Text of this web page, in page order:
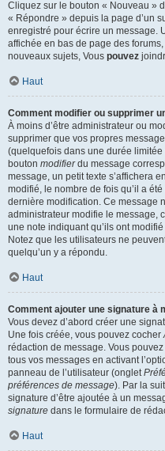
Cliquez sur le bouton « Nouveau »
« Répondre » depuis la page d’un
enregistré pour écrire un message.
affichée en bas de page des
nouveaux sujets, Vous pouvez
Haut
Comment modifier ou supprimer
À moins d’être administrateur ou
supprimer que vos propres
(quelquefois dans une durée
bouton modifierdu message
message, un petit texte s’affichera
modifié, le nombre de fois qu’il a
dernière modification. Ce message
administrateur modifie le message,
une note indiquant qu’ils ont
Notez que les utilisateurs ne
quelqu’un y a répondu.
Haut
Comment ajouter une signature à
Vous devez d’abord créer une
Une fois créée, vous pouvez cocher
rédaction de message. Vous
tous vos messages en activant
panneau de l’utilisateur (onglet
préférences de message). Par la
signature d’être ajoutée à un
signature dans le formulaire de
Haut